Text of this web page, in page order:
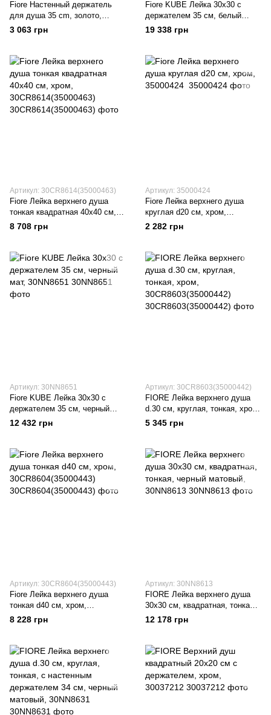
Fiore Настенный держатель
для душа 35 cm, золото,
35BR00O2
3 063 грн
Fiore KUBE Лейка 30х30 с
держателем 35 см, белый
матовый, 30BB8651
19 338 грн
Артикул: 30CR8614(35000463)
Fiore Лейка верхнего душа
тонкая квадратная 40х40 см,
хром, 30CR8614(35000463)
8 708 грн
Артикул: 35000424
Fiore Лейка верхнего душа
круглая d20 см, хром,
35000424
2 282 грн
Артикул: 30NN8651
Fiore KUBE Лейка 30х30 с
держателем 35 см, черный
мат, 30NN8651
12 432 грн
Артикул: 30CR8603(35000442)
FIORE Лейка верхнего душа
d.30 см, круглая, тонкая, хром,
30CR8603(35000442)
5 345 грн
Артикул: 30CR8604(35000443)
Fiore Лейка верхнего душа
тонкая d40 см, хром,
30CR8604(35000443)
8 228 грн
Артикул: 30NN8613
FIORE Лейка верхнего душа
30x30 см, квадратная, тонкая,
черный матовый, 30NN8613
12 178 грн